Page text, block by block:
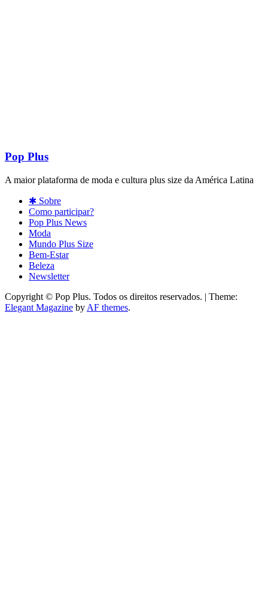
Pop Plus
A maior plataforma de moda e cultura plus size da América Latina
✱ Sobre
Como participar?
Pop Plus News
Moda
Mundo Plus Size
Bem-Estar
Beleza
Newsletter
Copyright © Pop Plus. Todos os direitos reservados. | Theme:
Elegant Magazine by AF themes.